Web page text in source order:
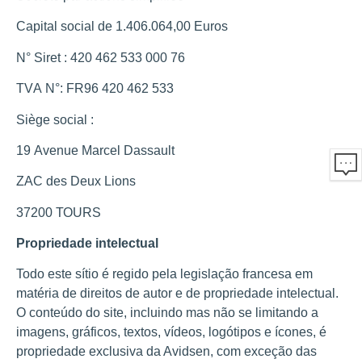
Саріtаl ѕосіаl dе 1.406.064,00 Еurоѕ
N° Ѕіrеt : 420 462 533 000 76
ТVА N°: FR96 420 462 533
Ѕіègе ѕосіаl :
19 Аvеnuе Маrсеl Dаѕѕаult
ZАС dеѕ Dеuх Lіоnѕ
37200 ТОURЅ
Propriedade intelectual
Todo este sítio é regido pela legislação francesa em
matéria de direitos de autor e de propriedade intelectual.
O conteúdo do site, incluindo mas não se limitando a
imagens, gráficos, textos, vídeos, logótipos e ícones, é
propriedade exclusiva da Avidsen, com exceção das